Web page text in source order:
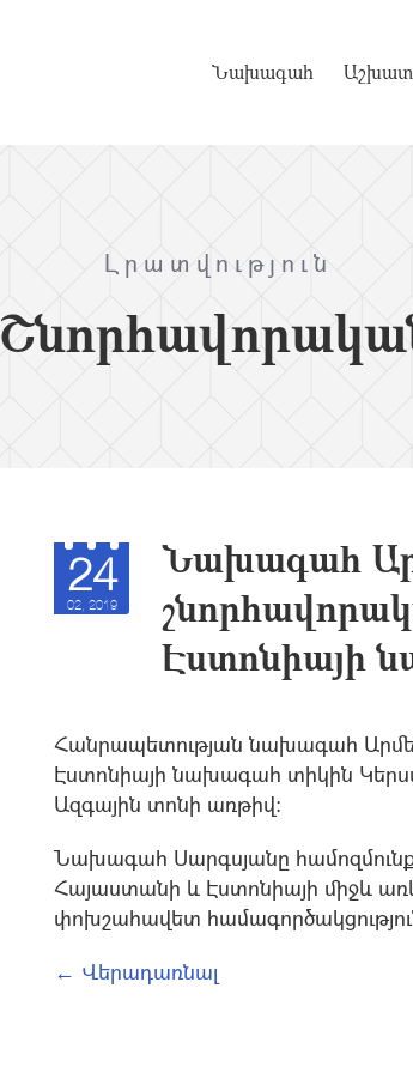
Նախագահ
Լրատվություն
24
02, 2019
Նախագահ
Էստոնիայի
Հանրապետության նախագահ
Էստոնիայի նախագահ տիկին
Ազգային տոնի առթիվ:
Նախագահ Սարգսյանը
Հայաստանի և Էստոնիայի միջև
փոխշահավետ
← Վերադառնալ